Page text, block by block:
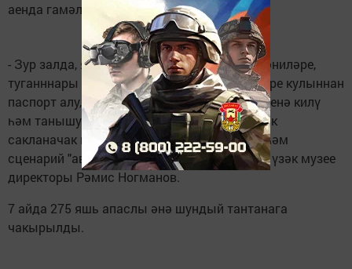
аенда гамәлгә керде, монысы - җиденчесе.
- Зур залда, яшьтәшләрең белән бергә, әти-әниләре,
туганннары күз алдында хакимият вәкилләре кулыннан
паспорт алу, район үзәк музеена, район үзәгенә килү
һәм танышу һәр яшүсмернең хәтерендә озак
сакланачак вакыйга ул, - ди бу башлангыч һәм
сценарий "авторы", Апас туган якны өйрәнү үзәк музее
директоры Рәмис Ногманов.
7 айда 275 яшь апаслы әнә шундый тантанага
чакырылды.